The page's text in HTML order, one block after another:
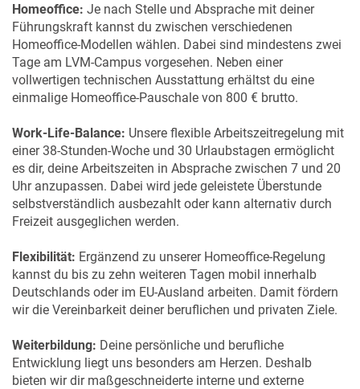
Homeoffice: Je nach Stelle und Absprache mit deiner
Führungskraft kannst du zwischen verschiedenen
Homeoffice-Modellen wählen. Dabei sind mindestens zwei
Tage am LVM-Campus vorgesehen. Neben einer
vollwertigen technischen Ausstattung erhältst du eine
einmalige Homeoffice-Pauschale von 800 € brutto.
Work-Life-Balance: Unsere flexible Arbeitszeitregelung mit
einer 38-Stunden-Woche und 30 Urlaubstagen ermöglicht
es dir, deine Arbeitszeiten in Absprache zwischen 7 und 20
Uhr anzupassen. Dabei wird jede geleistete Überstunde
selbstverständlich ausbezahlt oder kann alternativ durch
Freizeit ausgeglichen werden.
Flexibilität: Ergänzend zu unserer Homeoffice-Regelung
kannst du bis zu zehn weiteren Tagen mobil innerhalb
Deutschlands oder im EU-Ausland arbeiten. Damit fördern
wir die Vereinbarkeit deiner beruflichen und privaten Ziele.
Weiterbildung: Deine persönliche und berufliche
Entwicklung liegt uns besonders am Herzen. Deshalb
bieten wir dir maßgeschneiderte interne und externe